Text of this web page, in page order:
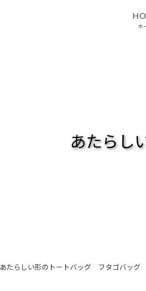
ホ
あたらし
あたらしい形のトートバッグ フタゴバッグ